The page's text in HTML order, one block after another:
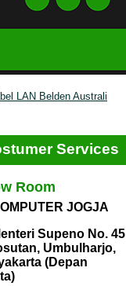
LAN Belden Australi
Services
Room
JOGJA
Supeno No. 45
Umbulharjo,
(Depan